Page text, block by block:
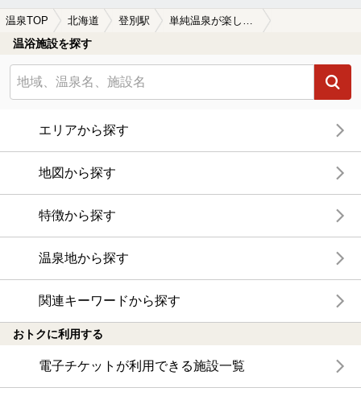
温泉TOP 北海道 登別駅
温浴施設を探す
エリアから探す
地図から探す
特徴から探す
温泉地から探す
関連キーワードから探す
おトクに利用する
電子チケットが利用できる施設一覧